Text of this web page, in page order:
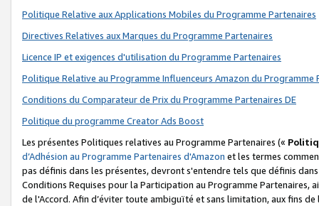
Politique Relative aux Applications Mobiles du Programme Partenaires
Directives Relatives aux Marques du Programme Partenaires
Licence IP et exigences d'utilisation du Programme Partenaires
Politique Relative au Programme Influenceurs Amazon du Programme
Conditions du Comparateur de Prix du Programme Partenaires DE
Politique du programme Creator Ads Boost
Les présentes Politiques relatives au Programme Partenaires («
d’Adhésion au Programme Partenaires d'Amazon et les termes
pas définis dans les présentes, devront s'entendre tels que définis
Conditions Requises pour la Participation au Programme Partenaires,
de l'Accord. Afin d’éviter toute ambiguïté et sans limitation, aux fins